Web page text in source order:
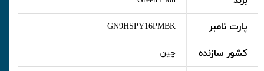
پارت نامبر GN9HSPY16PMBK
کشور سازنده چین